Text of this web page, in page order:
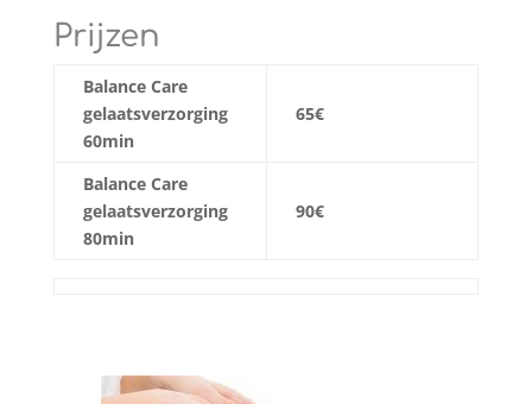
Prijzen
Balance Care
gelaatsverzorging
60min
65€
Balance Care
gelaatsverzorging
80min
90€